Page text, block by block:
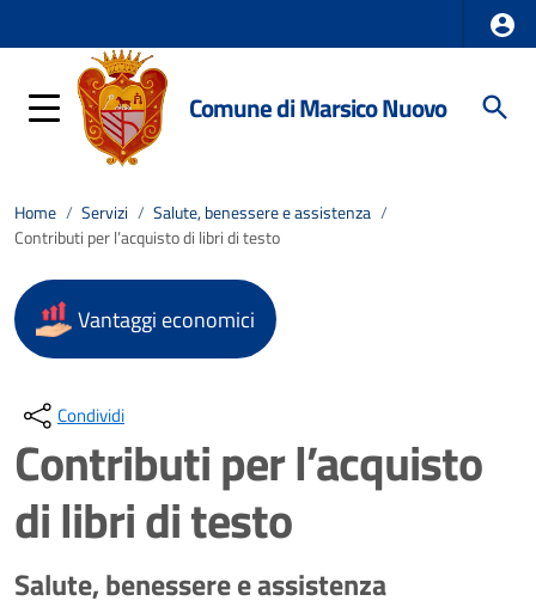
Comune di Marsico Nuovo
Home / Servizi / Salute, benessere e assistenza /
Contributi per l’acquisto di libri di testo
Vantaggi economici
Condividi
Contributi per l’acquisto
di libri di testo
Salute, benessere e assistenza